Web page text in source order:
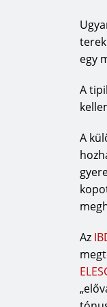
egy
A
A
Az